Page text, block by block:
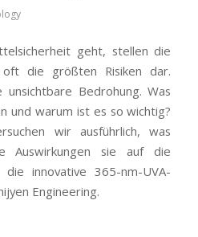
geht, stellen die
oft die größten Risiken dar.
Bedrohung. Was
und warum ist es so wichtig?
wir ausführlich, was
Auswirkungen sie auf die
innovative 365-nm-UVA-
Engineering.